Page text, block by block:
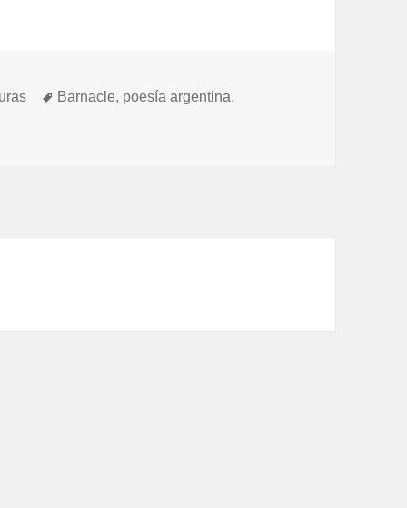
Etiquetas
Barnacle, poesía argentina,